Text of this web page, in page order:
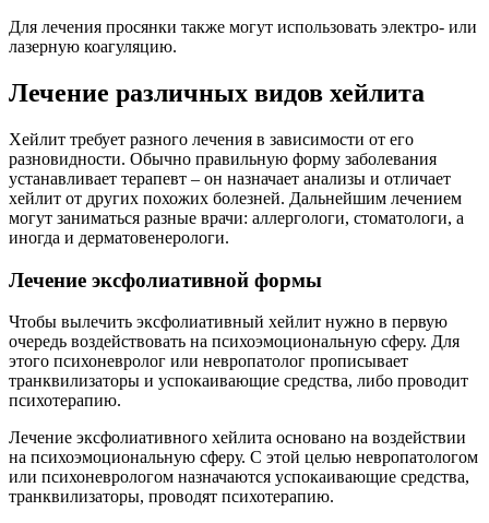
Для лечения просянки также могут использовать электро- или
лазерную коагуляцию.
Лечение различных видов хейлита
Хейлит требует разного лечения в зависимости от его
разновидности. Обычно правильную форму заболевания
устанавливает терапевт – он назначает анализы и отличает
хейлит от других похожих болезней. Дальнейшим лечением
могут заниматься разные врачи: аллергологи, стоматологи, а
иногда и дерматовенерологи.
Лечение эксфолиативной формы
Чтобы вылечить эксфолиативный хейлит нужно в первую
очередь воздействовать на психоэмоциональную сферу. Для
этого психоневролог или невропатолог прописывает
транквилизаторы и успокаивающие средства, либо проводит
психотерапию.
Лечение эксфолиативного хейлита основано на воздействии
на психоэмоциональную сферу. С этой целью невропатологом
или психоневрологом назначаются успокаивающие средства,
транквилизаторы, проводят психотерапию.